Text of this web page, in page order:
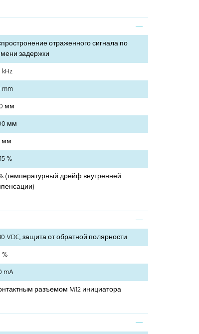
отраженного сигнала по
задержки
мм
мм
мм
%
(температурный дрейф внутренней
VDC, защита от обратной полярности
%
mA
разъемом M12 инициатора